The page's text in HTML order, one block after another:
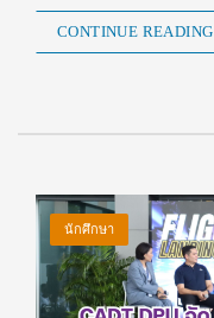
CONTINUE READING
นักศึกษา